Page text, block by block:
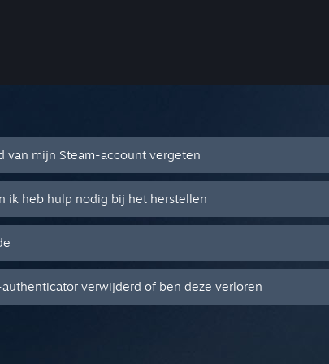
van mijn Steam-account vergeten
ik heb hulp nodig bij het herstellen
verwijderd of ben deze verloren